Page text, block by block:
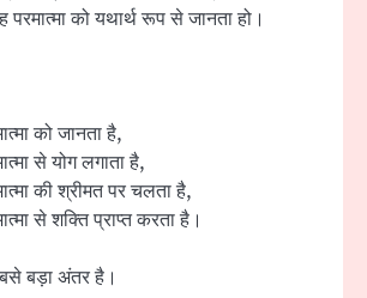
को यथार्थ रूप से जानता हो।
को जानता है,
से योग लगाता है,
की श्रीमत पर चलता है,
से शक्ति प्राप्त करता है।
बड़ा अंतर है।